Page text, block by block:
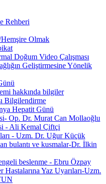
Rehberi
Olmak
Doğum Video Çalışması
Geliştirmesine Yönelik
hakkında bilgiler
Bilgilendirme
Hepatit Günü
Op. Dr. Murat Can Mollaoğlu
- Ali Kemal Çiftçi
- Uzm. Dr. Uğur Küçük
bulantı ve kusmalar-Dr. İlkin
beslenme - Ebru Özpay
Hastalarına Yaz Uyarıları-Uzm.